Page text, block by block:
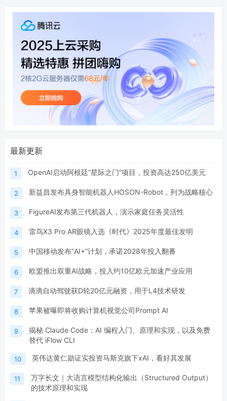
最新更新
1 OpenAI启动阿根廷“星际之门”项目，投资高达250亿美元
2 新益昌发布具身智能机器人HOSON-Robot，列为战略核心
3 FigureAI发布第三代机器人，演示家庭任务灵活性
4 雷鸟X3 Pro AR眼镜入选《时代》2025年度最佳发明
5 中国移动发布“AI+”计划，承诺2028年投入翻番
6 欧盟推出双重AI战略，投入约10亿欧元加速产业应用
7 滴滴自动驾驶获D轮20亿元融资，用于L4技术研发
8 苹果被曝即将收购计算机视觉公司Prompt AI
9
揭秘 Claude Code：AI 编程入门、原理和实现，以及免费
替代 iFlow CLI
10 英伟达黄仁勋证实投资马斯克旗下xAI，看好其发展
11
万字长文｜大语言模型结构化输出（Structured Output）
的技术原理和实现